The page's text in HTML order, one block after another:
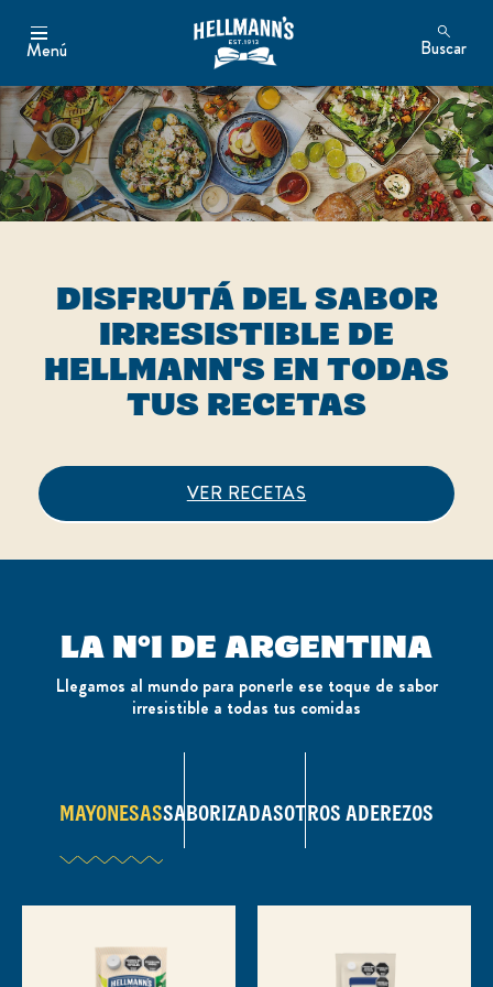
Menú Buscar
DISFRUTÁ DEL SABOR
IRRESISTIBLE DE
HELLMANN'S EN TODAS
TUS RECETAS
VER RECETAS
LA N°1 DE ARGENTINA
Llegamos al mundo para ponerle ese toque de sabor
irresistible a todas tus comidas
MAYONESASSABORIZADASOTROS ADEREZOS